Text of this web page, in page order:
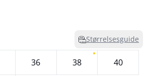
Størrelsesguide
36 38 40